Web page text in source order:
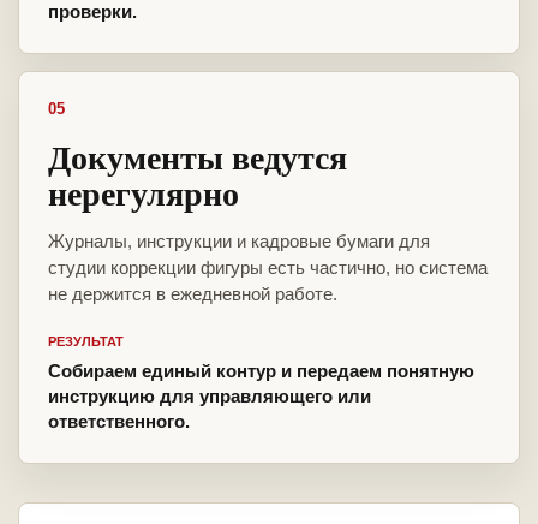
проверки.
05
Документы ведутся
нерегулярно
Журналы, инструкции и кадровые бумаги для
студии коррекции фигуры есть частично, но система
не держится в ежедневной работе.
РЕЗУЛЬТАТ
Собираем единый контур и передаем понятную
инструкцию для управляющего или
ответственного.